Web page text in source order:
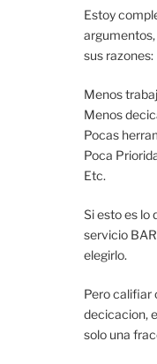
Estoy
argumentos,
sus razones:
Menos
Menos
Pocas
Poca
Etc.
Si esto es lo
servicio
elegirlo.
Pero califiar
decicacion,
solo una